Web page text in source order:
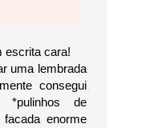
escrita cara!
uma lembrada
consegui
*pulinhos de
enorme